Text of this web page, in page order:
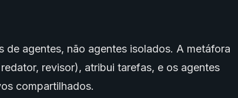
de agentes, não agentes isolados. A metáfora
revisor), atribui tarefas, e os agentes
compartilhados.